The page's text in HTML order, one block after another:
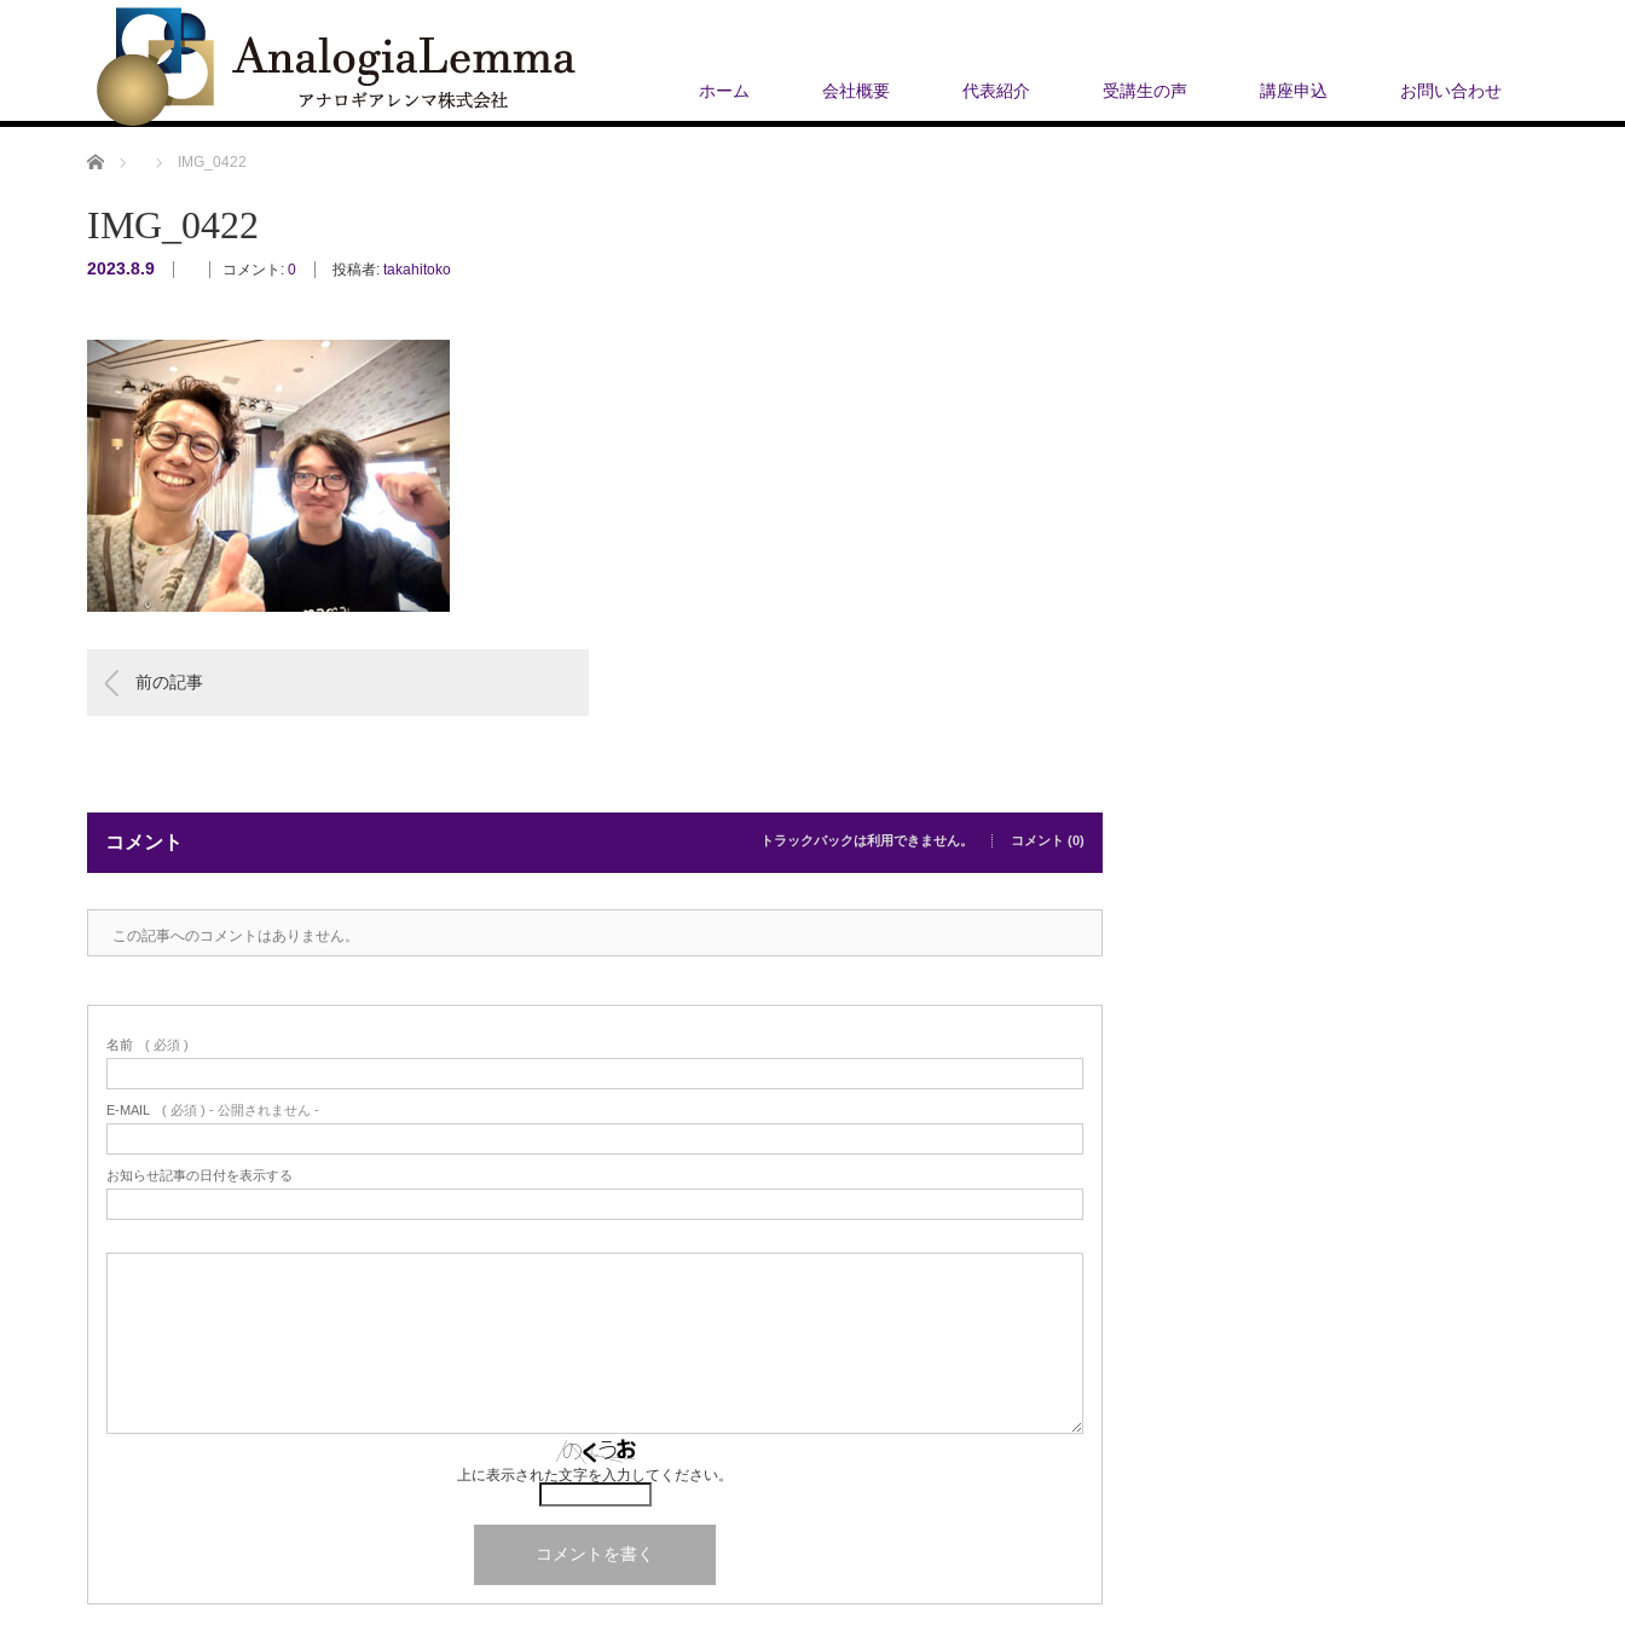
ホーム 会社概要 代表紹介 受講生の声 講座申込 お問い合わせ
ホーム IMG_0422
IMG_0422
2023.8.9 コメント: 0 投稿者: takahitoko
前の記事
コメント トラックバックは利用できません。 コメント (0)
この記事へのコメントはありません。
名前 ( 必須 )
E-MAIL ( 必須 ) - 公開されません -
お知らせ記事の日付を表示する
上に表示された文字を入力してください。